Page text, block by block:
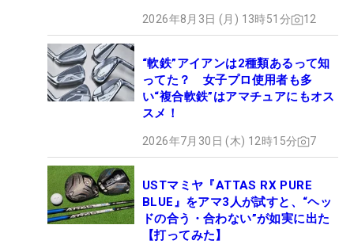
2026年8月3日 (月) 13時51分 12
“軟鉄”アイアンは2種類あるって知
ってた？ 女子プロ使用者も多
い“複合軟鉄”はアマチュアにもオス
スメ！
2026年7月30日 (木) 12時15分 7
USTマミヤ『ATTAS RX PURE
BLUE』をアマ3人が試すと、“ヘッ
ドの合う・合わない”が如実に出た
【打ってみた】